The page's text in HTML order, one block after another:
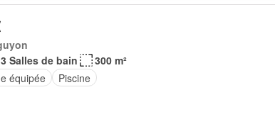
3 Salles de bain
300 m²
équipée Piscine